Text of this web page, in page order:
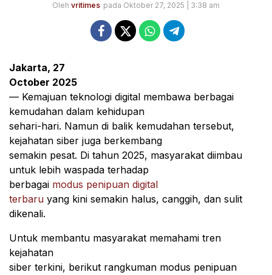
Oleh vritimes pada Oktober 27, 2025 | 3:38 am
Jakarta, 27
October 2025
— Kemajuan teknologi digital membawa berbagai
kemudahan dalam kehidupan
sehari-hari. Namun di balik kemudahan tersebut,
kejahatan siber juga berkembang
semakin pesat. Di tahun 2025, masyarakat diimbau
untuk lebih waspada terhadap
berbagai modus penipuan digital
terbaru yang kini semakin halus, canggih, dan sulit
dikenali.
Untuk membantu masyarakat memahami tren
kejahatan
siber terkini, berikut rangkuman modus penipuan